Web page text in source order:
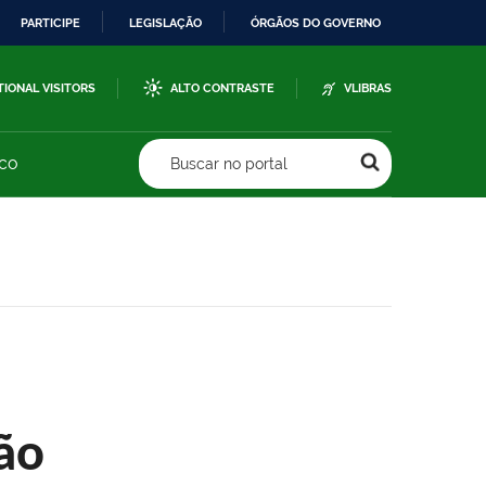
PARTICIPE LEGISLAÇÃO ÓRGÃOS DO GOVERNO
VISITORS ALTO CONTRASTE VLIBRAS
Buscar no portal